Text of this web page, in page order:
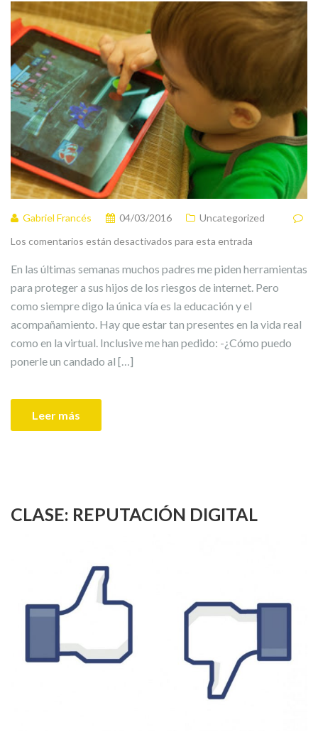
Gabriel Francés 04/03/2016
Uncategorized
Los comentarios están desactivados para esta entrada
En las últimas semanas muchos padres me piden herramientas
para proteger a sus hijos de los riesgos de internet. Pero
como siempre digo la única vía es la educación y el
acompañamiento. Hay que estar tan presentes en la vida real
como en la virtual. Inclusive me han pedido: -¿Cómo puedo
ponerle un candado al […]
Leer más
CLASE: REPUTACIÓN DIGITAL